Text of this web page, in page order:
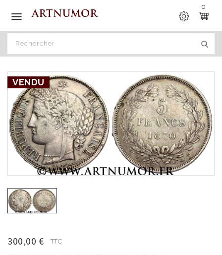

0
VENDU
300,00 € TTC